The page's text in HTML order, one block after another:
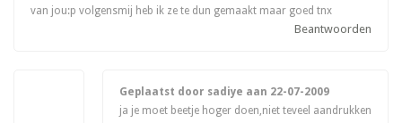
van jou:p volgensmij heb ik ze te dun gemaakt maar goed tnx
Beantwoorden
Geplaatst door sadiye aan 22-07-2009
ja je moet beetje hoger doen,niet teveel aandrukken